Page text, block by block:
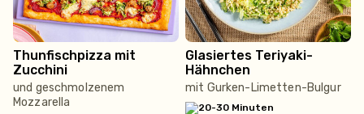
Thunfischpizza mit
Zucchini
und geschmolzenem
Mozzarella
Glasiertes Teriyaki-
Hähnchen
mit Gurken-Limetten-Bulgur
20-30 Minuten